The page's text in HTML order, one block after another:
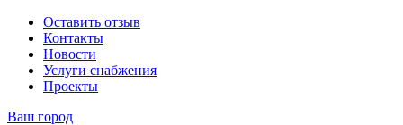
Оставить отзыв
Контакты
Новости
Услуги снабжения
Проекты
Ваш город